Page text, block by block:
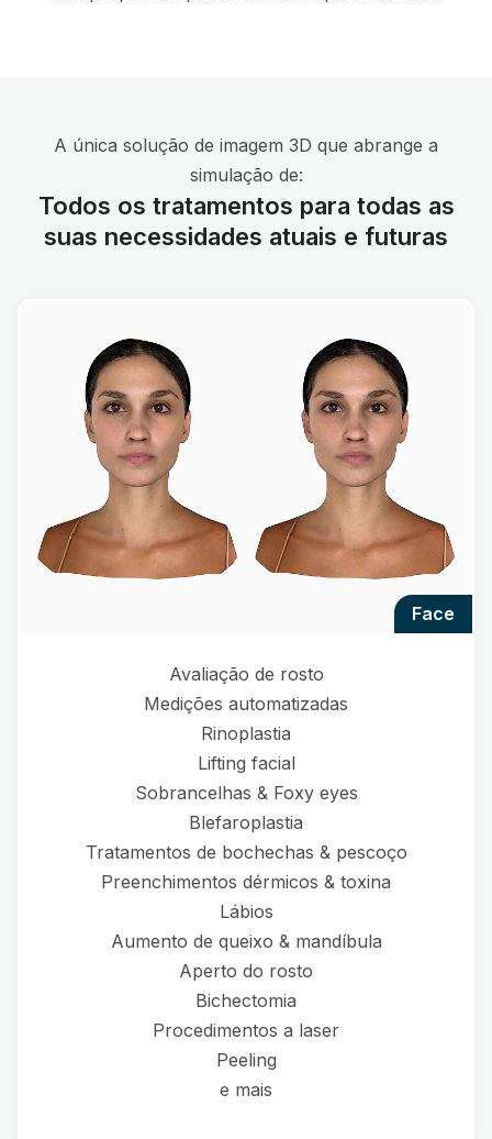
A única solução de imagem 3D que abrange a
simulação de:
Todos os tratamentos para todas as
suas necessidades atuais e futuras
face
Avaliação de rosto
Medições automatizadas
Rinoplastia
Lifting facial
Sobrancelhas & Foxy eyes
Blefaroplastia
Tratamentos de bochechas & pescoço
Preenchimentos dérmicos & toxina
Lábios
Aumento de queixo & mandíbula
Aperto do rosto
Bichectomia
Procedimentos a laser
Peeling
e mais